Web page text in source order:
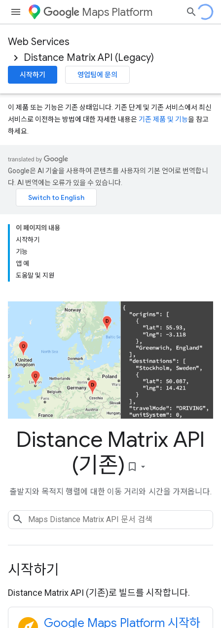
Maps Platform
Web Services
Distance Matrix API (Legacy)
시작하기 영업팀에 문의
이 제품 또는 기능은 기존 상태입니다. 기존 단계 및 기존 서비스에서 최신
서비스로 이전하는 방법에 대한 자세한 내용은 기존 제품 및 기능을 참고
하세요.
Google은 AI 기술을 사용하여 콘텐츠를 사용자의 기본 언어로 번역합니
다. AI 번역에는 오류가 있을 수 있습니다.
이 페이지의 내용
시작하기
기능
앱 예
도움말 및 지원
Distance Matrix API
(기존) bookmark_border
출발지와 목적지 행렬에 대한 이동 거리와 시간을 가져옵니다.
시작하기
Distance Matrix API (기존)로 빌드를 시작합니다.
Google Maps Platform 시작하